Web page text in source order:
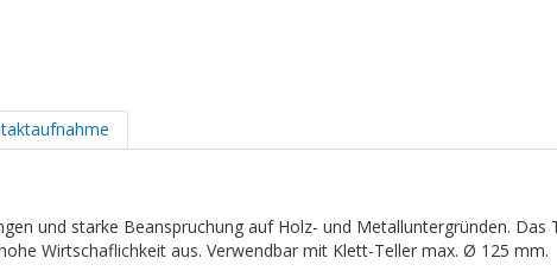
und starke Beanspruchung auf Holz- und Metalluntergründen. Das
Wirtschaflichkeit aus. Verwendbar mit Klett-Teller max. Ø 125 mm.